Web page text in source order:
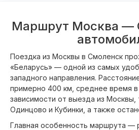
Маршрут Москва —
Поездка из Москвы в Смоленск
«Беларусь» — одной из самых
западного направления.
примерно 400 км, среднее время
зависимости от выезда из Москвы,
Одинцово и Кубинки, а также
Главная особенность маршрута —